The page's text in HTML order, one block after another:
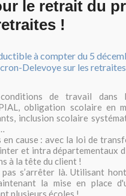
le retrait du
!
de travail dans
obligation scolaire en
inclusion scolaire
cause : avec la loi de
et intra départementaux
à la tête du client !
s’arrêter là. Utilisant
la mise en place
plusieurs écoles !